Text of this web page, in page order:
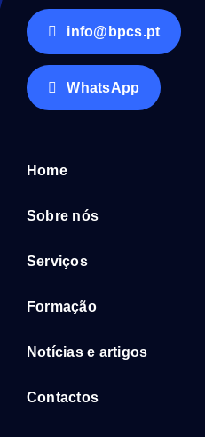
info@bpcs.pt
WhatsApp
Home
Sobre nós
Serviços
Formação
Notícias e artigos
Contactos